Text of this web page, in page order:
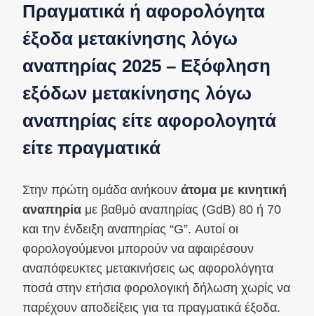
Πραγματικά ή αφορολόγητα
έξοδα μετακίνησης λόγω
αναπηρίας 2025 – Εξόφληση
εξόδων μετακίνησης λόγω
αναπηρίας είτε αφορολογητά
είτε πραγματικά
Στην πρώτη ομάδα ανήκουν άτομα με κινητική
αναπηρία με βαθμό αναπηρίας (GdB) 80 ή 70
και την ένδειξη αναπηρίας “G”. Αυτοί οι
φορολογούμενοι μπορούν να αφαιρέσουν
αναπόφευκτες μετακινήσεις ως αφορολόγητα
ποσά στην ετήσια φορολογική δήλωση χωρίς να
παρέχουν αποδείξεις για τα πραγματικά έξοδα.